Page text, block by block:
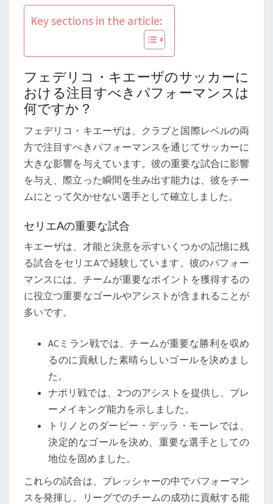
ン
ス、
ラ
ブ
へ
献、
国
際
的
成
Key sections in the article:
フェデリコ・キエーザのサッカーに
おける注目すべきパフォーマンスは
何ですか？
フェデリコ・キエーザは、クラブと国際レベルの両
方で注目すべきパフォーマンスを通じてサッカーに
大きな影響を与えています。彼の重要な試合に影響
を与え、際立った瞬間を生み出す能力は、彼をチー
ムにとって欠かせない選手として確立しました。
セリエAの重要な試合
キエーザは、才能と決意を示すいくつかの記憶に残
る試合をセリエAで経験しています。彼のパフォー
マンスには、チームが重要なポイントを獲得するの
に役立つ重要なゴールやアシストが含まれることが
多いです。
ACミラン戦では、チームが重要な勝利を収め
るのに貢献した素晴らしいゴールを決めまし
た。
ナポリ戦では、2つのアシストを提供し、プレ
ーメイキング能力を示しました。
トリノとのダービー・デッラ・モーレでは、
決定的なゴールを決め、重要な選手としての
地位を固めました。
これらの試合は、プレッシャーの中でパフォーマン
スを発揮し、リーグでのチームの成功に貢献する能